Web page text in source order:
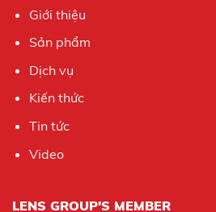
Giới thiệu
Sản phẩm
Dịch vụ
Kiến thức
Tin tức
Video
LENS GROUP'S MEMBER